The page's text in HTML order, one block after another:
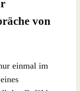
von
einmal im